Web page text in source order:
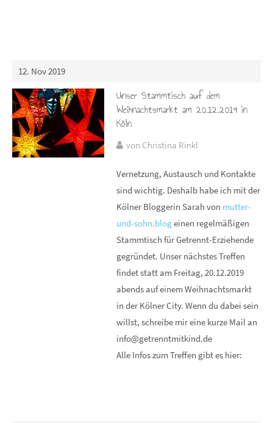
12. Nov 2019
Unser Stammtisch auf dem
Weihnachtsmarkt am 20.12.2019 in
Köln
von Christina Rinkl
Vernetzung, Austausch und Kontakte
sind wichtig. Deshalb habe ich mit der
Kölner Bloggerin Sarah von mutter-
und-sohn.blogeinen regelmäßigen
Stammtisch für Getrennt-Erziehende
gegründet. Unser nächstes Treffen
findet statt am Freitag, 20.12.2019
abends auf einem Weihnachtsmarkt
in der Kölner City. Wenn du dabei sein
willst, schreibe mir eine kurze Mail an
info@getrenntmitkind.de
Alle Infos zum Treffen gibt es hier: